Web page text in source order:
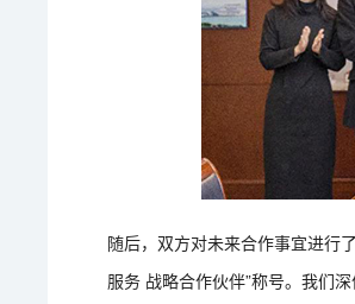
随后，双方对未来合作事宜进行
服务 战略合作伙伴”称号。我们